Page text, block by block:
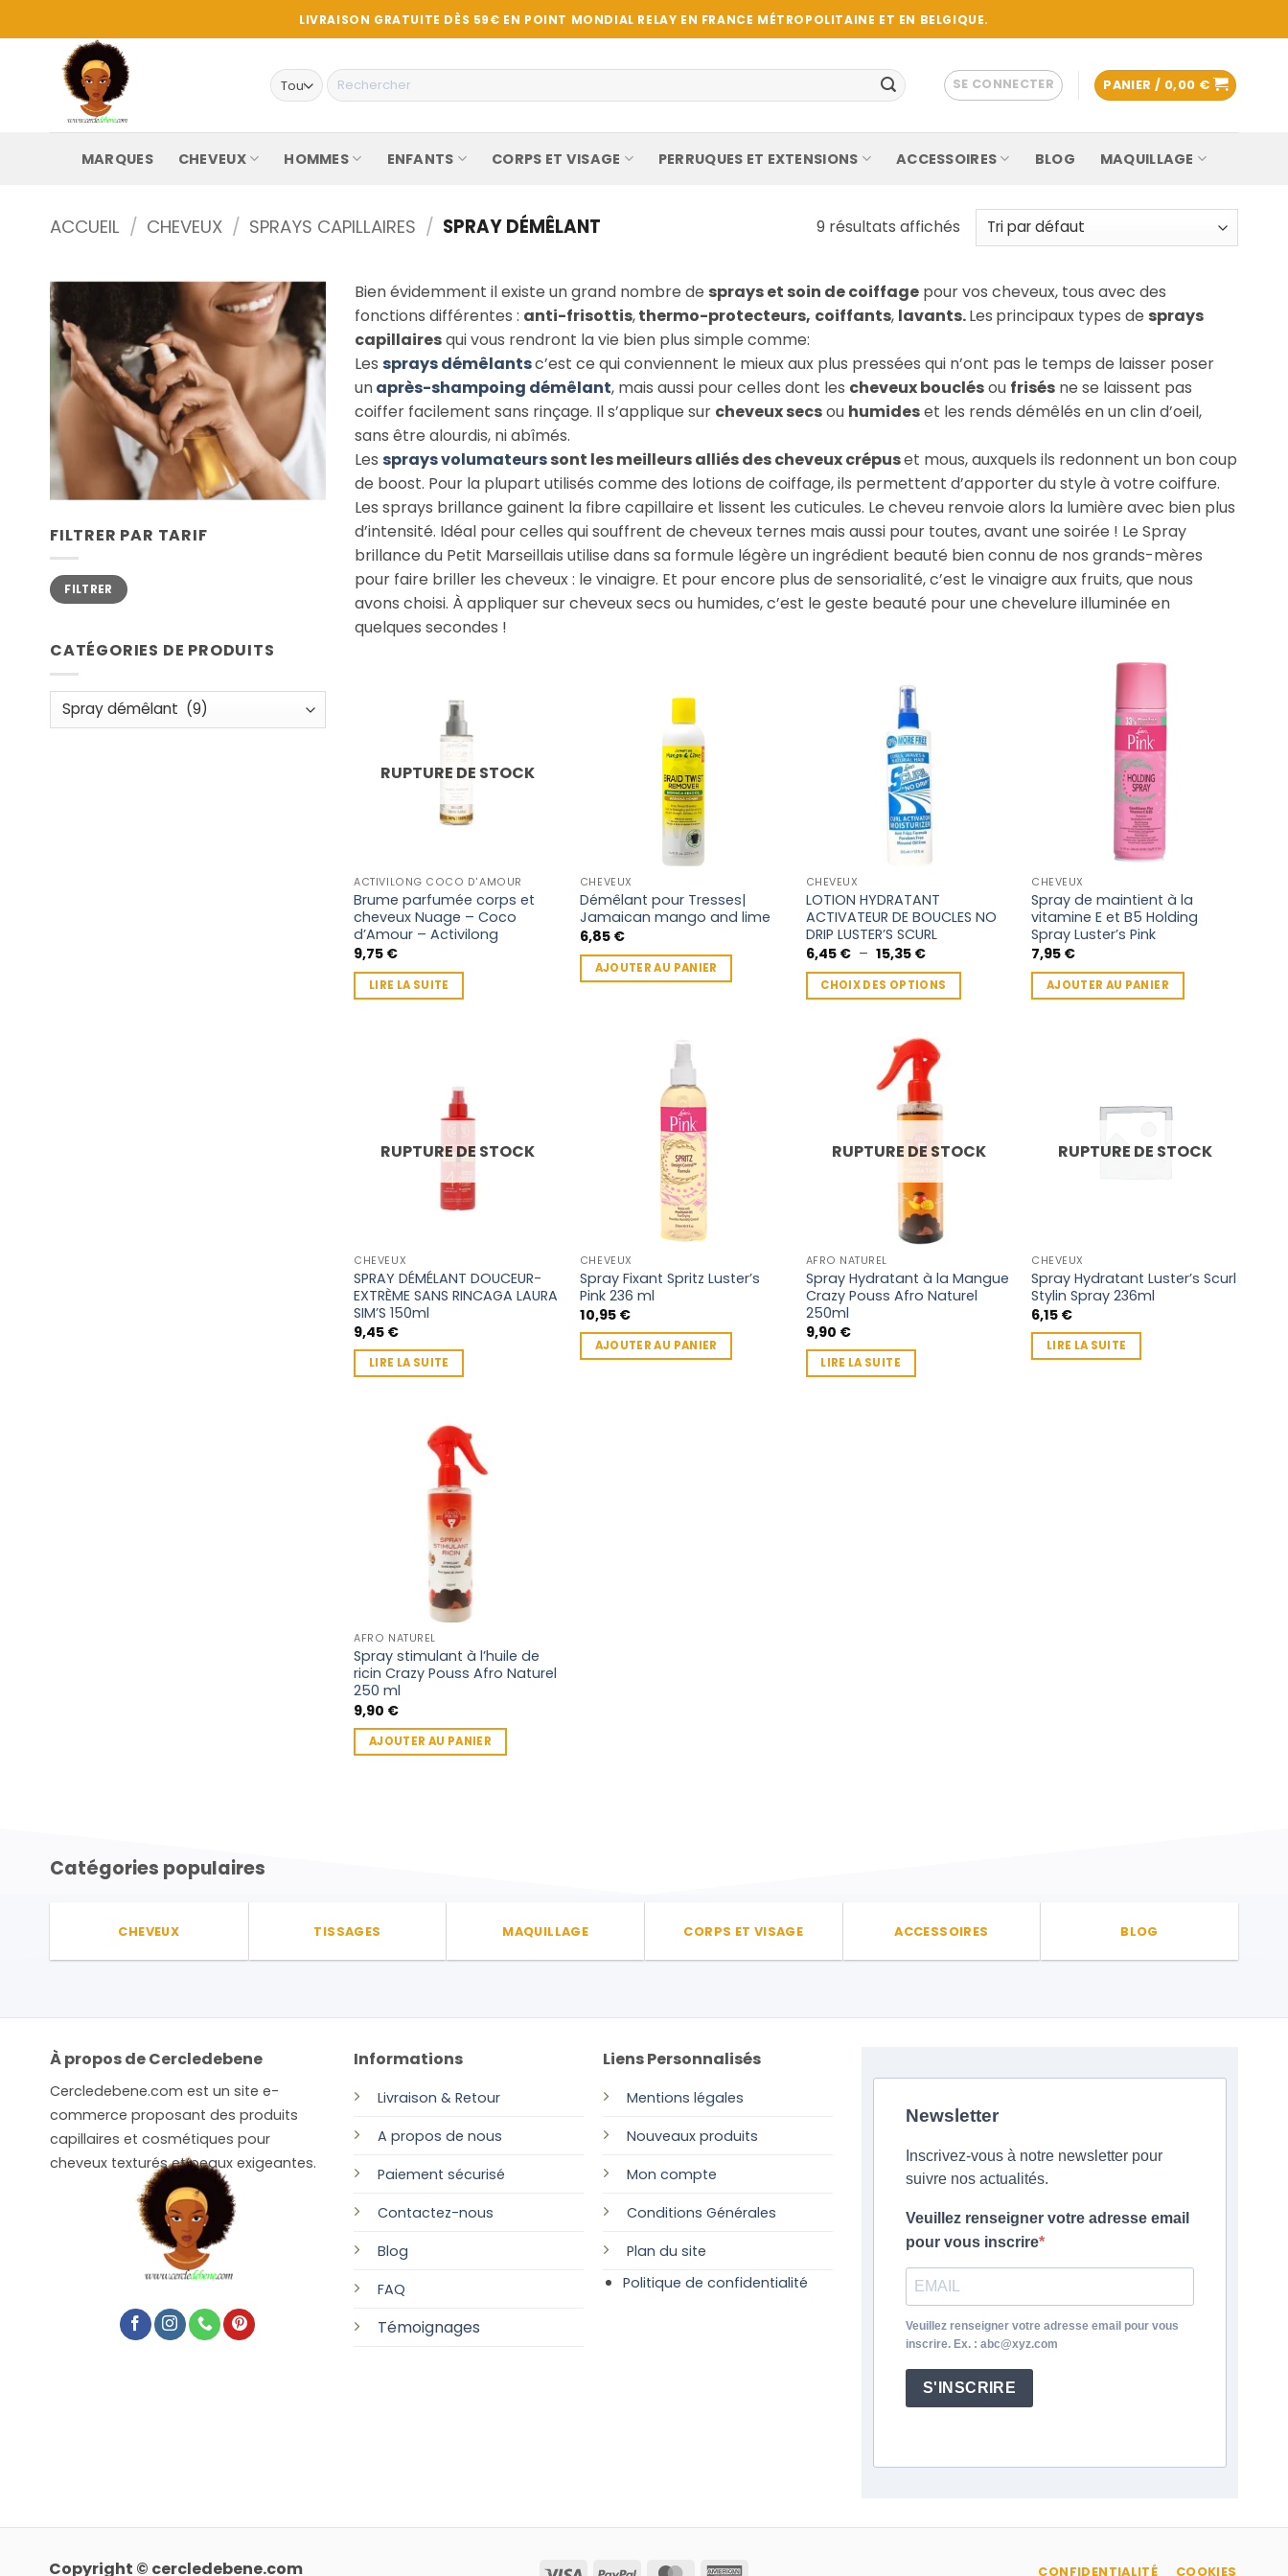
au
LIVRAISON GRATUITE DÈS 59€ EN POINT MONDIAL RELAY EN FRANCE MÉTROPOLITAINE ET EN BELGIQUE.
Recherche
pour :
SE CONNECTER PANIER / 0,00 €
MARQUES CHEVEUX HOMMES ENFANTS CORPS ET VISAGE PERRUQUES ET EXTENSIONS ACCESSOIRES BLOG MAQUILLAGE
ACCUEIL / CHEVEUX / SPRAYS CAPILLAIRES / SPRAY DÉMÊLANT 9 résultats affichés
FILTRER PAR TARIF
Prix
min
Prix
maxFILTRER
CATÉGORIES DE PRODUITS
Bien évidemment il existe un grand nombre de sprays et soin de coiffagepour vos cheveux, tous avec des
fonctions différentes : anti-frisottis,thermo-protecteurs, coiffants, lavants.Les principaux types de sprays
capillairesqui vous rendront la vie bien plus simple comme:
Les sprays démêlantsc’est ce qui conviennent le mieux aux plus pressées qui n’ont pas le temps de laisser poser
unaprès-shampoing démêlant,mais aussi pour celles dont les cheveux bouclésou frisésne se laissent pas
coiffer facilement sans rinçage. Il s’applique sur cheveux secsou humideset les rends démêlés en un clin d’oeil,
sans être alourdis, ni abîmés.
Les sprays volumateurssont les meilleurs alliés des cheveux crépuset mous, auxquels ils redonnent un bon coup
de boost. Pour la plupart utilisés comme des lotions de coiffage, ils permettent d’apporter du style à votre coiffure.
Les sprays brillance gainent la fibre capillaire et lissent les cuticules. Le cheveu renvoie alors la lumière avec bien plus
d’intensité. Idéal pour celles qui souffrent de cheveux ternes mais aussi pour toutes, avant une soirée ! Le Spray
brillance du Petit Marseillais utilise dans sa formule légère un ingrédient beauté bien connu de nos grands-mères
pour faire briller les cheveux : le vinaigre. Et pour encore plus de sensorialité, c’est le vinaigre aux fruits, que nous
avons choisi. À appliquer sur cheveux secs ou humides, c’est le geste beauté pour une chevelure illuminée en
quelques secondes !
RUPTURE DE STOCK
ACTIVILONG COCO D'AMOUR
Brume parfumée corps et
cheveux Nuage – Coco
d’Amour – Activilong
9,75 €
LIRE LA SUITE
CHEVEUX
Démêlant pour Tresses|
Jamaican mango and lime
6,85 €
AJOUTER AU PANIER
CHEVEUX
LOTION HYDRATANT
ACTIVATEUR DE BOUCLES NO
DRIP LUSTER’S SCURL
6,45 € – 15,35 €Plage
prix :
6,45 €
CHOIX DES OPTIONS
peuvent
page
du
produit
CHEVEUX
Spray de maintient à la
vitamine E et B5 Holding
Spray Luster’s Pink
7,95 €
AJOUTER AU PANIER
RUPTURE DE STOCK
CHEVEUX
SPRAY DÉMÉLANT DOUCEUR-
EXTRÈME SANS RINCAGA LAURA
SIM’S 150ml
9,45 €
LIRE LA SUITE
CHEVEUX
Spray Fixant Spritz Luster’s
Pink 236 ml
10,95 €
AJOUTER AU PANIER
RUPTURE DE STOCK
AFRO NATUREL
Spray Hydratant à la Mangue
Crazy Pouss Afro Naturel
250ml
9,90 €
LIRE LA SUITE
RUPTURE DE STOCK
CHEVEUX
Spray Hydratant Luster’s Scurl
Stylin Spray 236ml
6,15 €
LIRE LA SUITE
AFRO NATUREL
Spray stimulant à l’huile de
ricin Crazy Pouss Afro Naturel
250 ml
9,90 €
AJOUTER AU PANIER
Catégories populaires
CHEVEUX TISSAGES MAQUILLAGE CORPS ET VISAGE ACCESSOIRES BLOG
À propos de Cercledebene
Cercledebene.com est un site e-
commerce proposant des produits
capillaires et cosmétiques pour
cheveux texturés et peaux exigeantes.
Informations
Livraison & Retour
A propos de nous
Paiement sécurisé
Contactez-nous
Blog
FAQ
Témoignages
Liens Personnalisés
Mentions légales
Nouveaux produits
Mon compte
Conditions Générales
Plan du site
Politique de confidentialité
Newsletter
Inscrivez-vous à notre newsletter pour
suivre nos actualités.
Veuillez renseigner votre adresse email
pour vous inscrire
Veuillez renseigner votre adresse email pour vous
inscrire. Ex. : abc@xyz.com
S'INSCRIRE
Copyright © cercledebene.com CONFIDENTIALITÉ COOKIES